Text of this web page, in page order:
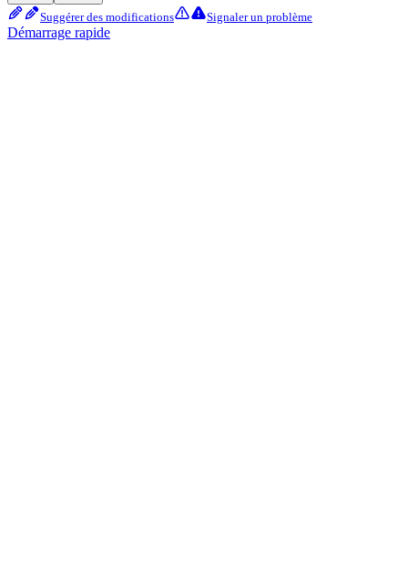
Suggérer des modifications Signaler un problème
Démarrage rapide